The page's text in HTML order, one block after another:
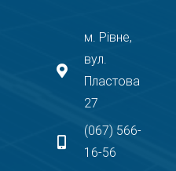
м. Рівне,
вул.
Пластова
27
(067) 566-
16-56